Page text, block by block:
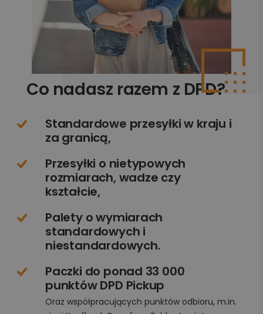
Co nadasz razem z DPD?
Standardowe przesyłki w kraju i
za granicą,
Przesyłki o nietypowych
rozmiarach, wadze czy
kształcie,
Palety o wymiarach
standardowych i
niestandardowych.
Paczki do ponad 33 000
punktów DPD Pickup
Oraz współpracujących punktów odbioru, m.in.